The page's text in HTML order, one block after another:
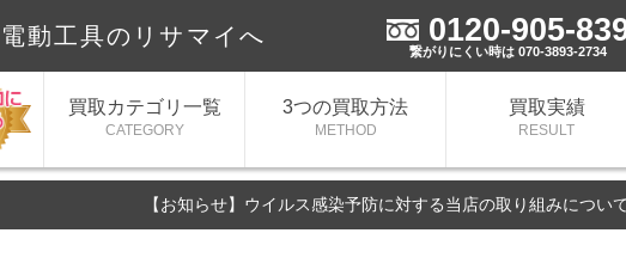
動工具のリサマイへ 0120-905-
繋がりにくい時は 070-3893-2734
買取カテゴリ一覧
CATEGORY
3つの買取方法
METHOD
買取実績
RESULT
【お知らせ】ウイルス感染予防に対する当店の取り組みについて